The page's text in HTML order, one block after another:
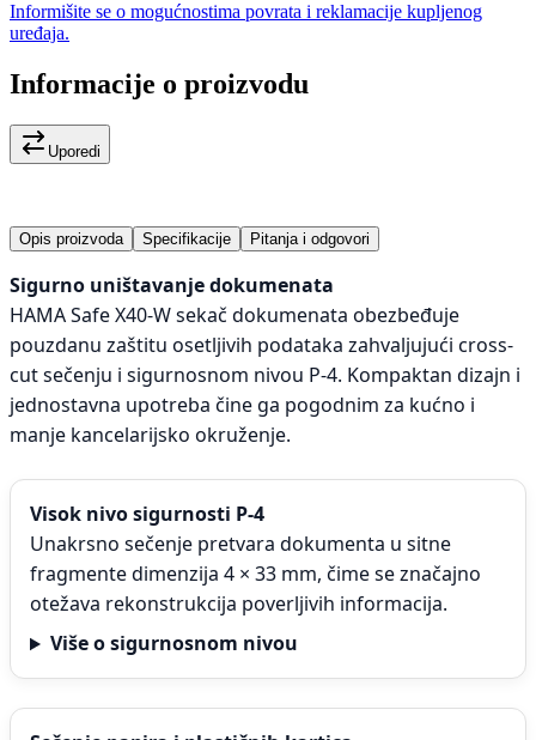
Informišite se o mogućnostima povrata i reklamacije kupljenog
uređaja.
Informacije o proizvodu
Uporedi
Opis proizvoda Specifikacije Pitanja i odgovori
Sigurno uništavanje dokumenata
HAMA Safe X40-W sekač dokumenata obezbeđuje
pouzdanu zaštitu osetljivih podataka zahvaljujući cross-
cut sečenju i sigurnosnom nivou P-4. Kompaktan dizajn i
jednostavna upotreba čine ga pogodnim za kućno i
manje kancelarijsko okruženje.
Visok nivo sigurnosti P-4
Unakrsno sečenje pretvara dokumenta u sitne
fragmente dimenzija 4 × 33 mm, čime se značajno
otežava rekonstrukcija poverljivih informacija.
Više o sigurnosnom nivou